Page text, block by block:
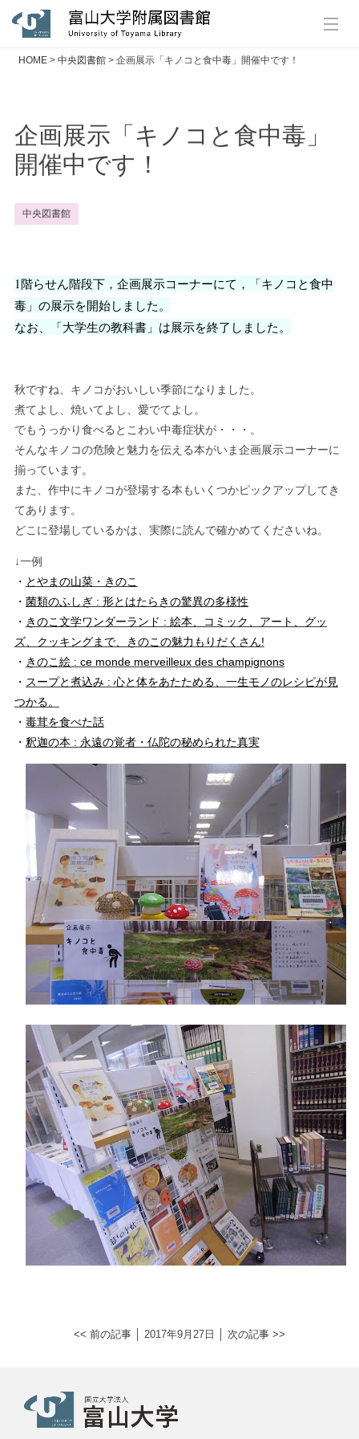
HOME> 中央図書館> 企画展示「キノコと食中毒」開催中です！
企画展示「キノコと食中毒」
開催中です！
中央図書館
1階らせん階段下，企画展示コーナーにて，「キノコと食中
毒」の展示を開始しました。
なお、「大学生の教科書」は展示を終了しました。
秋ですね、キノコがおいしい季節になりました。
煮てよし、焼いてよし、愛でてよし。
でもうっかり食べるとこわい中毒症状が・・・。
そんなキノコの危険と魅力を伝える本がいま企画展示コーナーに
揃っています。
また、作中にキノコが登場する本もいくつかピックアップしてき
てあります。
どこに登場しているかは、実際に読んで確かめてくださいね。
↓一例
・ とやまの山菜・きのこ
・ 菌類のふしぎ : 形とはたらきの驚異の多様性
・ きのこ文学ワンダーランド : 絵本、コミック、アート、グッ
ズ、クッキングまで、きのこの魅力 もりだくさん!
・ きのこ絵 : ce monde merveilleux des champignons
・ スープと煮込み : 心と体をあたためる、一生モノのレシピが見
つかる。
・ 毒茸を食べた話
・ 釈迦の本 : 永遠の覚者・仏陀の秘められた真実
<< 前の記事 │ 2017年9月27日 │ 次の記事 >>